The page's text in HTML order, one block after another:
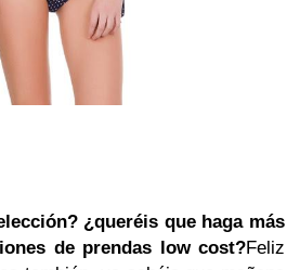
¿queréis que haga más
de prendas low cost?Feliz